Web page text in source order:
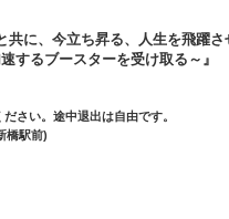
に、今立ち昇る、人生を飛躍
するブースターを受け取る～』
さい。途中退出は自由です。
橋駅前)